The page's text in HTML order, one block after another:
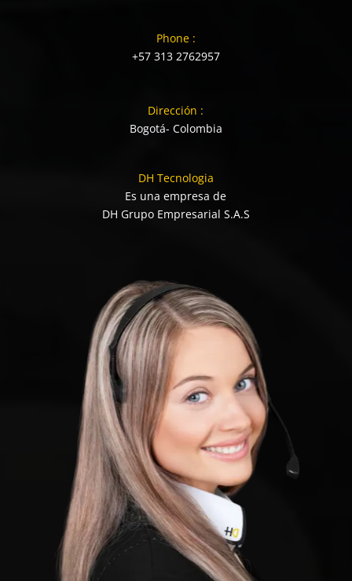
Phone :
+57 313 2762957
Dirección :
Bogotá- Colombia
DH Tecnologia
Es una empresa de
DH Grupo Empresarial S.A.S